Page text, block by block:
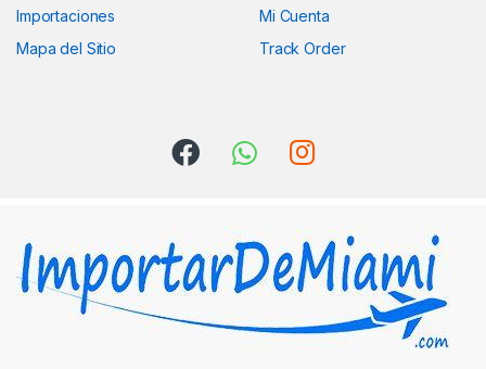
Importaciones
Mapa del Sitio
Mi Cuenta
Track Order